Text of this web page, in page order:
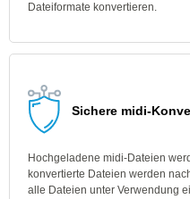
Dateiformate konvertieren.
Sichere midi-
Hochgeladene midi-Dateien
konvertierte Dateien werden
alle Dateien unter Verwendung